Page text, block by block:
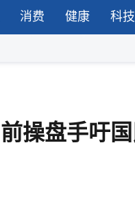
消费 健康 科技
操盘手吁